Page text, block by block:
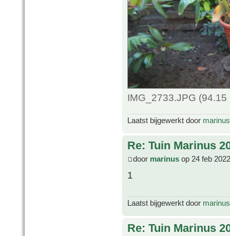
IMG_2733.JPG
Laatst bijgewerkt door marinus
Re: Tuin Marinus
door marinus op 24 feb
1
Laatst bijgewerkt door marinus
Re: Tuin Marinus